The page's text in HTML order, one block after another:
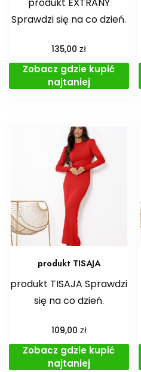
produkt EXTRANY
Sprawdzi się na co dzień.
135,00zł
Zobacz gdzie kupić
najtaniej
produkt TISAJA
produkt TISAJA Sprawdzi
się na co dzień.
109,00 zł
Zobacz gdzie kupić
najtaniej